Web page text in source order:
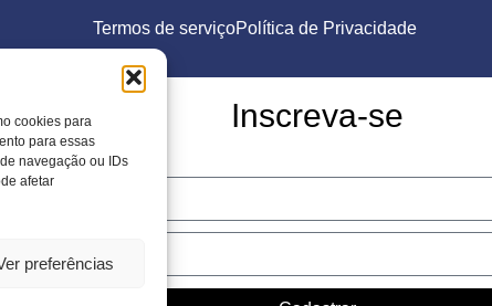
cookies para
para essas
navegação ou IDs
afetar
preferências
Termos de serviçoPolítica de Privacidade
Inscreva-se